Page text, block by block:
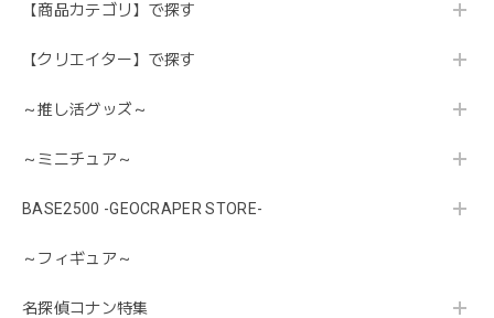
【商品カテゴリ】で探す
【クリエイター】で探す
～推し活グッズ～
～ミニチュア～
BASE2500 -GEOCRAPER STORE-
～フィギュア～
名探偵コナン特集